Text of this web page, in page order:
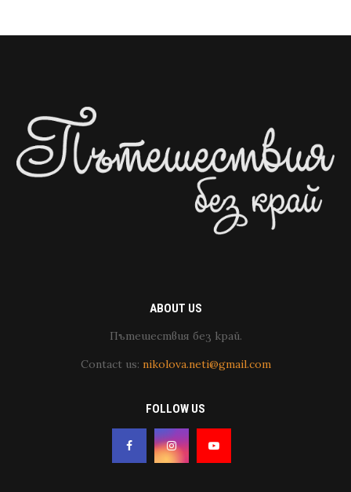
ABOUT US
Пътешествия без край.
Contact us: nikolova.neti@gmail.com
FOLLOW US